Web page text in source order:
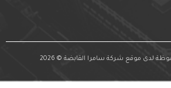
لدى موقع شركة سامرا القابضة © 2026